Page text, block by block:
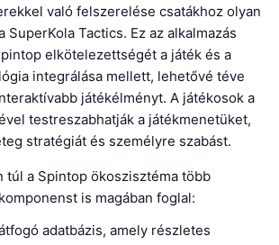
való felszerelése csatákhoz olyan
SuperKola Tactics. Ez az alkalmazás
elkötelezettségét a játék és a
integrálása mellett, lehetővé téve
játékélményt. A játékosok a
testreszabhatják a játékmenetüket,
stratégiát és személyre szabást.
túl a Spintop ökoszisztéma több
is magában foglal:
adatbázis, amely részletes